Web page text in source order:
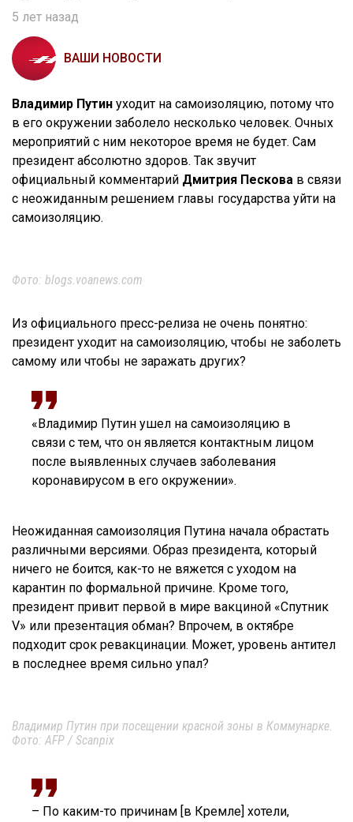
5 лет назад
ВАШИ НОВОСТИ
Владимир Путин уходит на самоизоляцию, потому что
в его окружении заболело несколько человек. Очных
мероприятий с ним некоторое время не будет. Сам
президент абсолютно здоров. Так звучит
официальный комментарий Дмитрия Пескова в связи
с неожиданным решением главы государства уйти на
самоизоляцию.
Фото: blogs.voanews.com
Из официального пресс-релиза не очень понятно:
президент уходит на самоизоляцию, чтобы не заболеть
самому или чтобы не заражать других?
«Владимир Путин ушел на самоизоляцию в
связи с тем, что он является контактным лицом
после выявленных случаев заболевания
коронавирусом в его окружении».
Неожиданная самоизоляция Путина начала обрастать
различными версиями. Образ президента, который
ничего не боится, как-то не вяжется с уходом на
карантин по формальной причине. Кроме того,
президент привит первой в мире вакциной «Спутник
V» или презентация обман? Впрочем, в октябре
подходит срок ревакцинации. Может, уровень антител
в последнее время сильно упал?
Владимир Путин при посещении красной зоны в Коммунарке.
Фото: AFP / Scanpix
– По каким-то причинам [в Кремле] хотели,